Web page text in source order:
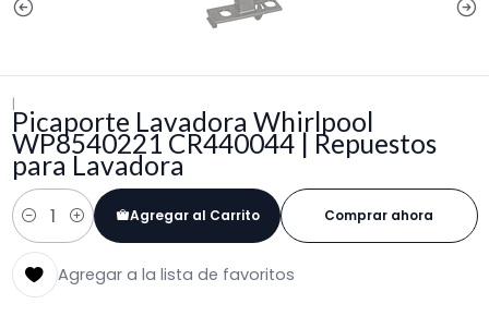
|
Picaporte Lavadora Whirlpool
WP8540221 CR440044 | Repuestos
para Lavadora
Cantidad
Agregar al Carrito Comprar ahora
Agregar a la lista de favoritos